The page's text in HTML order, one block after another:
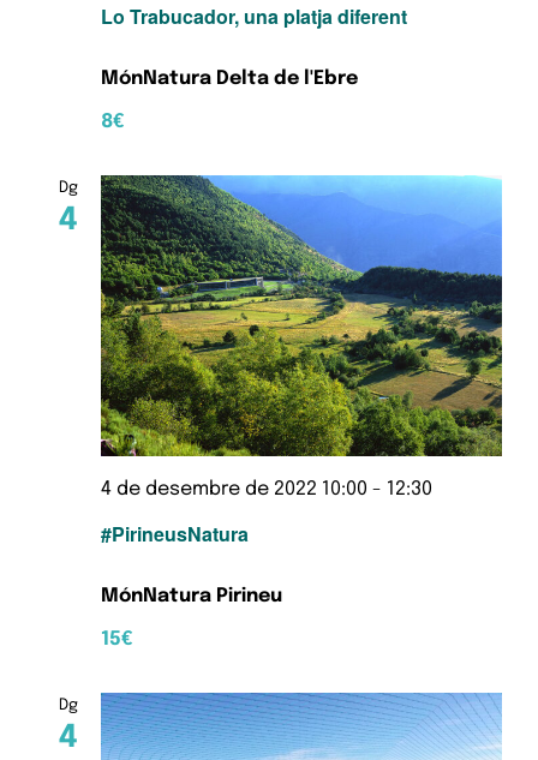
Lo Trabucador, una platja diferent
MónNatura Delta de l'Ebre
8€
Dg
4
#PirineusNatura
4 de desembre de 2022 10:00 - 12:30
MónNatura Pirineu
15€
Dg
4